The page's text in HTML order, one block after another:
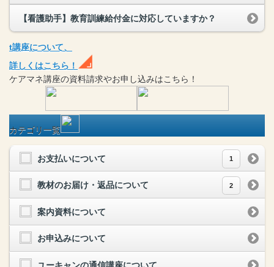
【看護助手】教育訓練給付金に対応していますか？
t講座について、
詳しくはこちら！
ケアマネ講座の資料請求やお申し込みはこちら！
カテゴリ一覧
お支払いについて 1
教材のお届け・返品について 2
案内資料について
お申込みについて